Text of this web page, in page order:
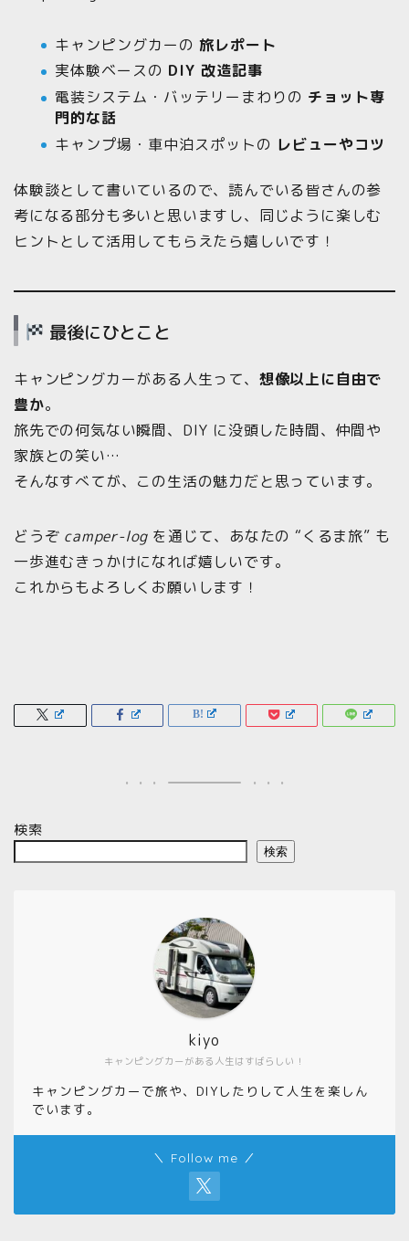
キャンピングカーの 旅レポート
実体験ベースの DIY 改造記事
電装システム・バッテリーまわりの チョット専
門的な話
キャンプ場・車中泊スポットの レビューやコツ
体験談として書いているので、読んでいる皆さんの参
考になる部分も多いと思いますし、同じように楽しむ
ヒントとして活用してもらえたら嬉しいです！
最後にひとこと
キャンピングカーがある人生って、 想像以上に自由で
豊か。
旅先での何気ない瞬間、DIY に没頭した時間、仲間や
家族との笑い…
そんなすべてが、この生活の魅力だと思っています。
どうぞ camper-log を通じて、あなたの “くるま旅” も
一歩進むきっかけになれば嬉しいです。
これからもよろしくお願いします！
検索
検索
キャンピングカーがある人生はすばらしい！
kiyo
キャンピングカーで旅や、DIYしたりして人生を楽しん
でいます。
＼ Follow me ／